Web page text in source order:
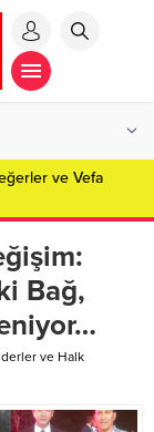
ve Vefa
Bağ,
ve Halk